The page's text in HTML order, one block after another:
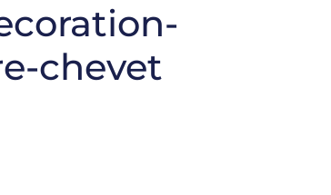
chevet